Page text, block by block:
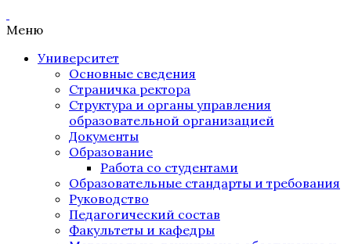
Меню
Университет
Основные сведения
Страничка ректора
Структура и органы управления
образовательной организацией
Документы
Образование
Работа со студентами
Образовательные стандарты и требования
Руководство
Педагогический состав
Факультеты и кафедры